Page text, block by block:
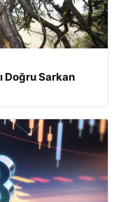
Doğru Sarkan